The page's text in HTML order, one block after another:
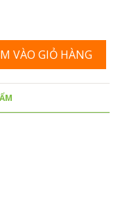
VÀO GIỎ HÀNG